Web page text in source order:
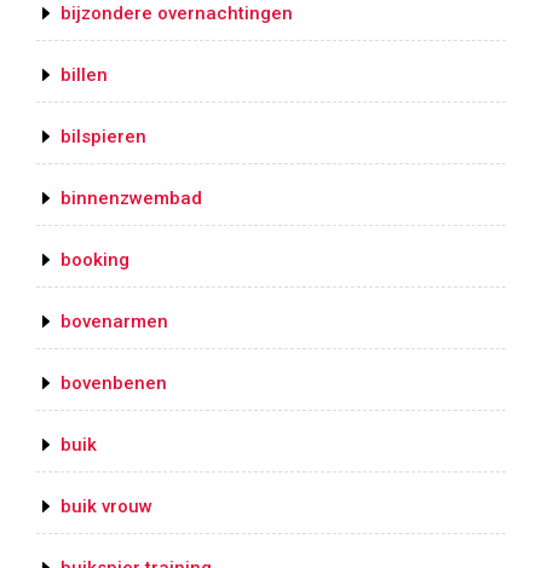
bijzondere overnachtingen
billen
bilspieren
binnenzwembad
booking
bovenarmen
bovenbenen
buik
buik vrouw